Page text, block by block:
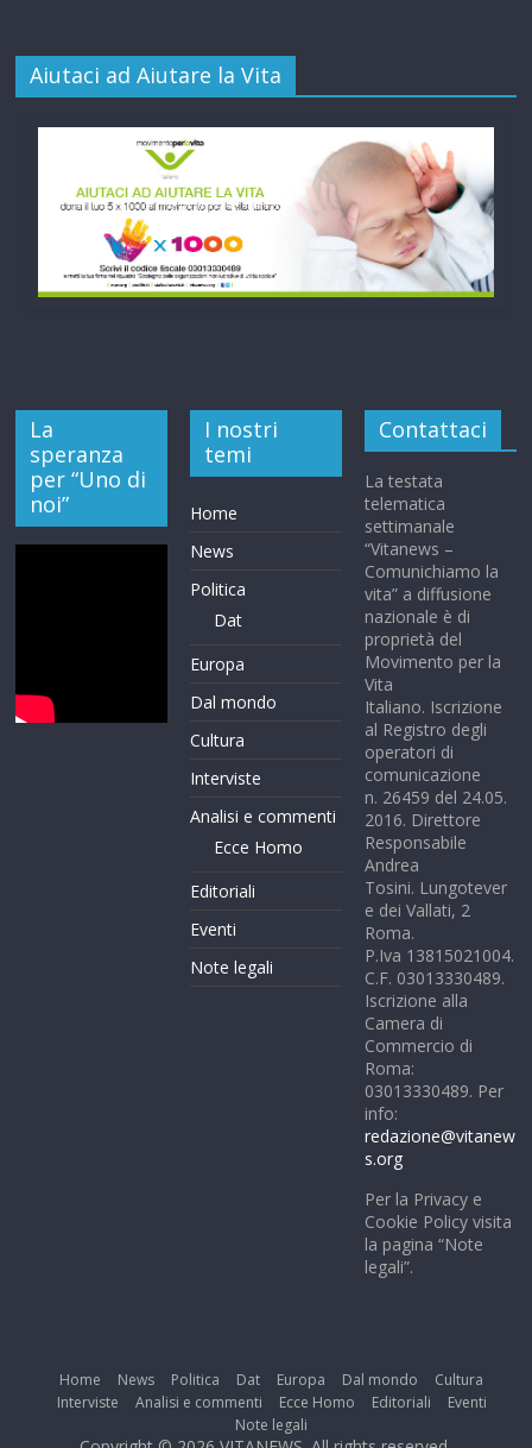
Aiutaci ad Aiutare la Vita
La
speranza
per “Uno di
noi”
I nostri
temi
Home
News
Politica
Dat
Europa
Dal mondo
Cultura
Interviste
Analisi e commenti
Ecce Homo
Editoriali
Eventi
Note legali
Contattaci
La testata
telematica
settimanale
“Vitanews –
Comunichiamo la
vita” a diffusione
nazionale è di
proprietà del
Movimento per la
Vita
Italiano. Iscrizione
al Registro degli
operatori di
comunicazione
n. 26459 del 24.05.
2016. Direttore
Responsabile
Andrea
Tosini. Lungotever
e dei Vallati, 2
Roma.
P.Iva 13815021004.
C.F. 03013330489.
Iscrizione alla
Camera di
Commercio di
Roma:
03013330489. Per
info:
redazione@vitanew
s.org
Per la Privacy e
Cookie Policy visita
la pagina “Note
legali”.
Home News Politica Dat Europa Dal mondo
Cultura
Interviste
Analisi e commenti Ecce Homo Editoriali
Eventi
Note legali